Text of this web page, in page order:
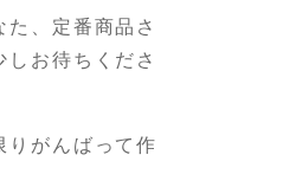
、定番商品さ
お待ちくださ
がんばって作